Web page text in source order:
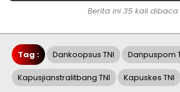
Berita ini 35 kali dibaca
Tag : Dankoopsus TNI Danpuspom
Kapusjianstralitbang TNI Kapuskes TNI